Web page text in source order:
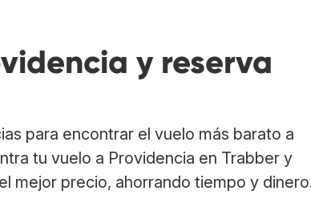
y reserva
para encontrar el vuelo más barato a
tu vuelo a Providencia en Trabber y
mejor precio, ahorrando tiempo y